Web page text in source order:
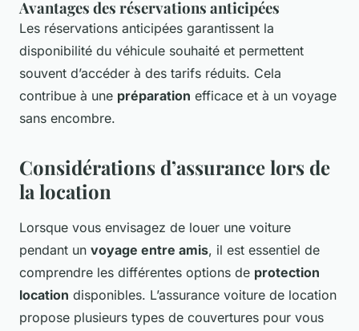
Avantages des réservations anticipées
Les réservations anticipées garantissent la
disponibilité du véhicule souhaité et permettent
souvent d’accéder à des tarifs réduits. Cela
contribue à une préparation efficace et à un voyage
sans encombre.
Considérations d’assurance lors de
la location
Lorsque vous envisagez de louer une voiture
pendant un voyage entre amis, il est essentiel de
comprendre les différentes options de protection
location disponibles. L’assurance voiture de location
propose plusieurs types de couvertures pour vous